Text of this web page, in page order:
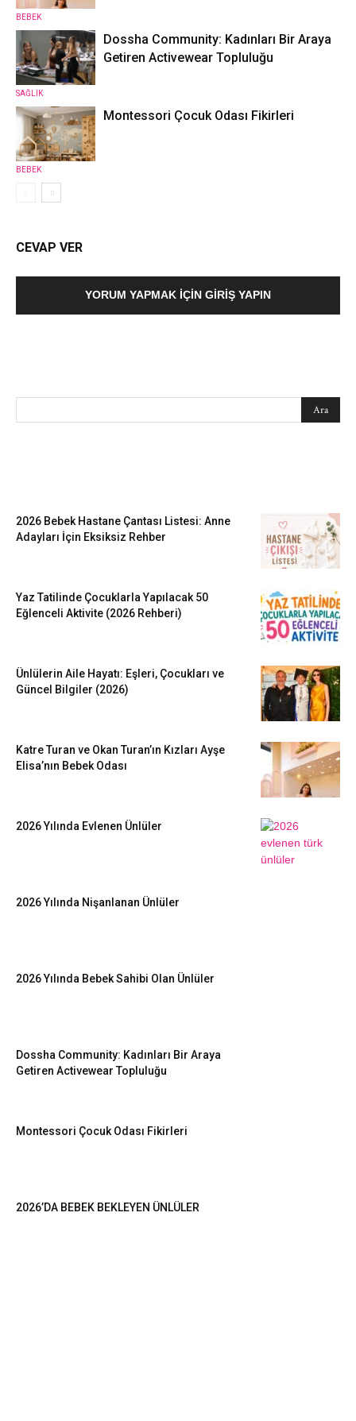
BEBEK
SAĞLIK
Dossha Community: Kadınları Bir Araya
Getiren Activewear Topluluğu
BEBEK
Montessori Çocuk Odası Fikirleri
CEVAP VER
YORUM YAPMAK İÇIN GIRIŞ YAPIN
2026 Bebek Hastane Çantası Listesi: Anne
Adayları İçin Eksiksiz Rehber
Yaz Tatilinde Çocuklarla Yapılacak 50
Eğlenceli Aktivite (2026 Rehberi)
Ünlülerin Aile Hayatı: Eşleri, Çocukları ve
Güncel Bilgiler (2026)
Katre Turan ve Okan Turan’ın Kızları Ayşe
Elisa’nın Bebek Odası
2026 Yılında Evlenen Ünlüler
2026 Yılında Nişanlanan Ünlüler
2026 Yılında Bebek Sahibi Olan Ünlüler
Dossha Community: Kadınları Bir Araya
Getiren Activewear Topluluğu
Montessori Çocuk Odası Fikirleri
2026’DA BEBEK BEKLEYEN ÜNLÜLER